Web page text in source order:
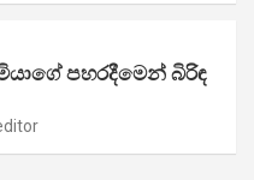
පහරදීමෙන් බිරිඳ